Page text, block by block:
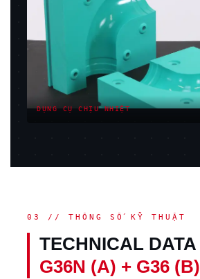
DỤNG CỤ CHỊU NHIỆT
03 // THÔNG SỐ KỸ THUẬT
TECHNICAL DATA
G36N (A) + G36 (B)